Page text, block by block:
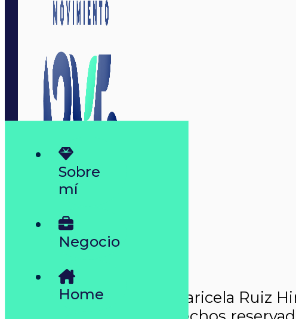
Copyright © 2026 Maricela Ruiz
Sobre
mí
Negocio
Home